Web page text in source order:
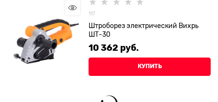
117
Штроборез электрический Вихрь
ШТ-30
10 362 руб.
КУПИТЬ